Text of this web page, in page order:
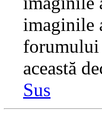
imaginile
forumului
această
Sus